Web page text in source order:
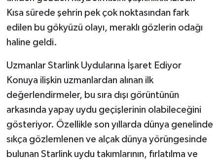
Kısa sürede şehrin pek çok noktasından fark
edilen bu gökyüzü olayı, meraklı gözlerin odağı
haline geldi.
Uzmanlar Starlink Uydularına İşaret Ediyor
Konuya ilişkin uzmanlardan alınan ilk
değerlendirmeler, bu sıra dışı görüntünün
arkasında yapay uydu geçişlerinin olabileceğini
gösteriyor. Özellikle son yıllarda dünya genelinde
sıkça gözlemlenen ve alçak dünya yörüngesinde
bulunan Starlink uydu takımlarının, fırlatılma ve